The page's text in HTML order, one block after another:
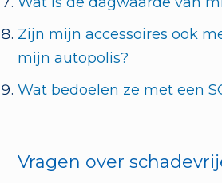
Zijn mijn accessoires ook
mijn autopolis?
Wat bedoelen ze met een
Vragen over